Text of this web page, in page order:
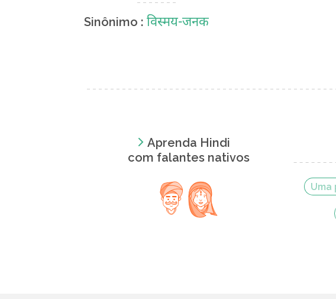
Sinônimo : विस्मय-जनक
Aprenda Hindi
com falantes nativos